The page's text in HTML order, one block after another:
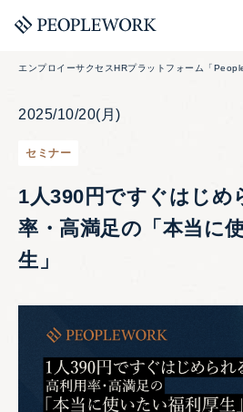
エンプロイーサクセスHRプラットフォーム「
2025/10/20(月)
セミナー
1人390円ですぐはじめ
率・高満足の「本当に
生」